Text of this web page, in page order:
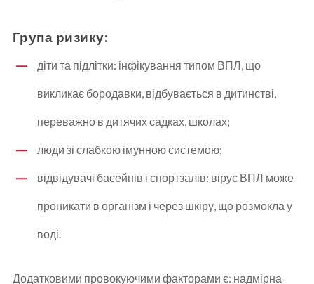
Група ризику:
діти та підлітки: інфікування типом ВПЛ, що
викликає бородавки, відбувається в дитинстві,
переважно в дитячих садках, школах;
люди зі слабкою імунною системою;
відвідувачі басейнів і спортзалів: вірус ВПЛ може
проникати в організм і через шкіру, що розмокла у
воді.
Додатковими провокуючими факторами є: надмірна